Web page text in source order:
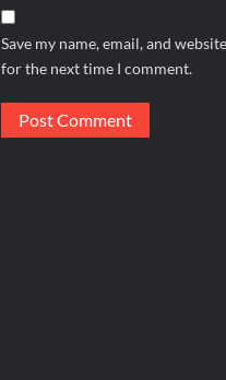
Save my name, email, and
for the next time I comment.